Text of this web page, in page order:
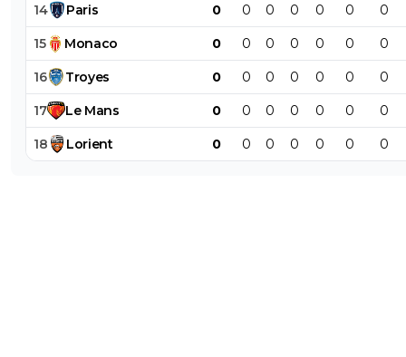
14 Paris 0 0 0 0 0 0 0
15 Monaco 0 0 0 0 0 0 0
16 Troyes 0 0 0 0 0 0 0
17 Le Mans 0 0 0 0 0 0 0
18 Lorient 0 0 0 0 0 0 0